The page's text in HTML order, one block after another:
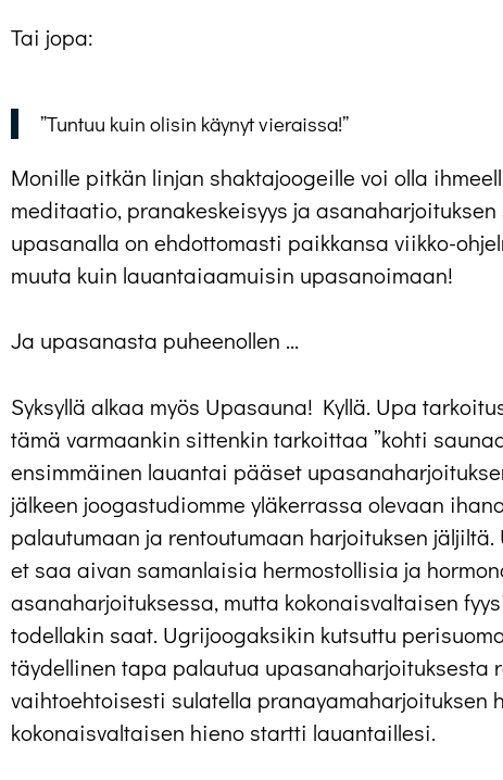
Tai jopa:
”Tuntuu kuin olisin käynyt vieraissa!”
Monille pitkän linjan shaktajoogeille voi olla
meditaatio, pranakeskeisyys ja asanaharjoituksen
upasanalla on ehdottomasti paikkansa viikko-
muuta kuin lauantaiaamuisin upasanoimaan!
Ja upasanasta puheenollen …
Syksyllä alkaa myös Upasauna! Kyllä. Upa
tämä varmaankin sittenkin tarkoittaa ”kohti
ensimmäinen lauantai pääset
jälkeen joogastudiomme yläkerrassa olevaan
palautumaan ja rentoutumaan harjoituksen
et saa aivan samanlaisia hermostollisia ja
asanaharjoituksessa, mutta kokonaisvaltaisen
todellakin saat. Ugrijoogaksikin kutsuttu
täydellinen tapa palautua upasanaharjoituksesta
vaihtoehtoisesti sulatella pranayamaharjoituksen
kokonaisvaltaisen hieno startti lauantaillesi.